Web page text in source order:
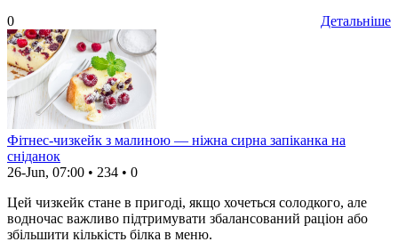
Детальніше
0
Фітнес-чизкейк з малиною — ніжна сирна запіканка на
сніданок
26-Jun, 07:00 • 234 • 0
Цей чизкейк стане в пригоді, якщо хочеться солодкого, але
водночас важливо підтримувати збалансований раціон або
збільшити кількість білка в меню.